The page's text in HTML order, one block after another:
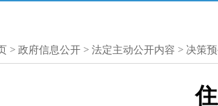
> 政府信息公开 > 法定主动公开内容 > 决策